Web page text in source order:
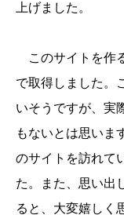
上げました。
このサイトを作
で取得しました。
いそうですが、実
もないとは思いま
のサイトを訪れて
た。また、思い出
ると、大変嬉しく